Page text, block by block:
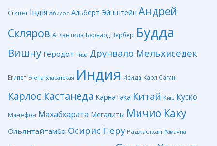
Єгипет Індія Абидос Альберт Эйнштейн Андрей
Скляров Атлантида Бернард Вербер Будда
Вишну Геродот Гиза Друнвало Мельхиседек
Египет Елена Блаватская Индия Исида Карл Саган
Карлос Кастанеда Карнатака Китай Київ Куско
Манефон Махабхарата Мегалиты Мичио Каку
Ольянтайтамбо Осирис Перу Раджастхан Рамаяна